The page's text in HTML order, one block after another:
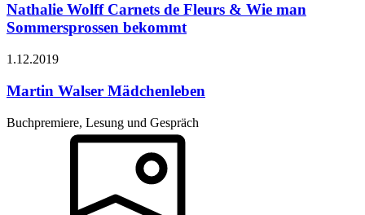
Nathalie Wolff Carnets de Fleurs & Wie man
Sommersprossen bekommt
1.12.2019
Martin Walser Mädchenleben
Buchpremiere, Lesung und Gespräch